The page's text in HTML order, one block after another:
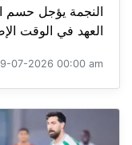
النجمة يؤجل حسم
العهد في الوقت الإضافي 2-1، في
07-2026 00:00 am